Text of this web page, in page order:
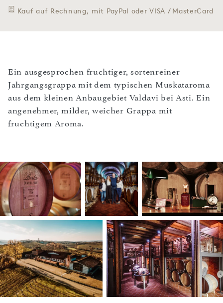
Kauf auf Rechnung, mit PayPal oder VISA / MasterCard
Ein ausgesprochen fruchtiger, sortenreiner
Jahrgangsgrappa mit dem typischen Muskataroma
aus dem kleinen Anbaugebiet Valdavi bei Asti. Ein
angenehmer, milder, weicher Grappa mit
fruchtigem Aroma.